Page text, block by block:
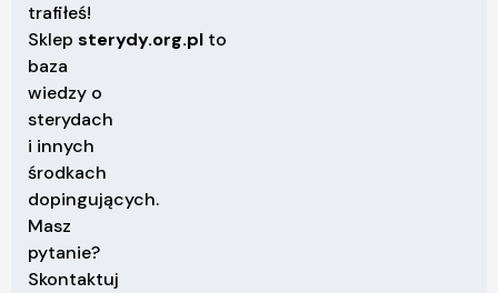
trafiłeś!
Sklep sterydy.org.pl to
baza
wiedzy o
sterydach
i innych
środkach
dopingujących.
Masz
pytanie?
Skontaktuj